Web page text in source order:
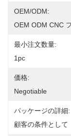
OEM/ODM:
OEM ODM CNC
最小注文数量:
1pc
価格:
Negotiable
パッケージの詳細:
顧客の条件として